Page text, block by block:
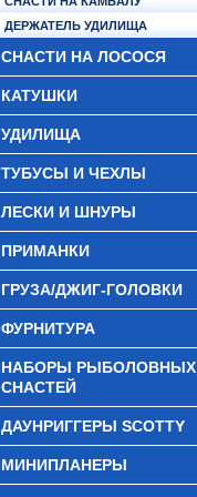
ДЕРЖАТЕЛЬ УДИЛИЩА
СНАСТИ НА ЛОСОСЯ
КАТУШКИ
УДИЛИЩА
ТУБУСЫ И ЧЕХЛЫ
ЛЕСКИ И ШНУРЫ
ПРИМАНКИ
ГРУЗА/ДЖИГ-ГОЛОВКИ
ФУРНИТУРА
НАБОРЫ РЫБОЛОВНЫХ
СНАСТЕЙ
ДАУНРИГГЕРЫ SCOTTY
МИНИПЛАНЕРЫ